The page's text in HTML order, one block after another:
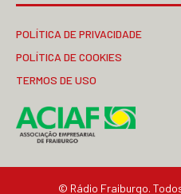
POLÍTICA DE PRIVACIDADE
POLÍTICA DE COOKIES
TERMOS DE USO
© Rádio Fraiburgo.